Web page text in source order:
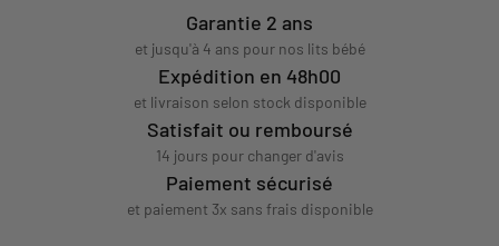
Garantie 2 ans
et jusqu'à 4 ans pour nos lits bébé
Expédition en 48h00
et livraison selon stock disponible
Satisfait ou remboursé
14 jours pour changer d'avis
Paiement sécurisé
et paiement 3x sans frais disponible